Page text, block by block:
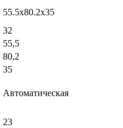
55.5x80.2x35
32
55,5
80,2
35
Автоматическая
23